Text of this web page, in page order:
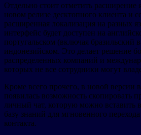
Отдельно стоит отметить
новом релизе десктопного клиента и
расширенная локализация на разных
интерфейс будет доступен на
португальском (включая бразильский
индонезийском. Это делает решение
распределенных компаний и
которых не все сотрудники могут
Кроме всего прочего, в новой версии
появилась возможность скопировать
личный чат, которую можно вставить
базу знаний для мгновенного
контакта.